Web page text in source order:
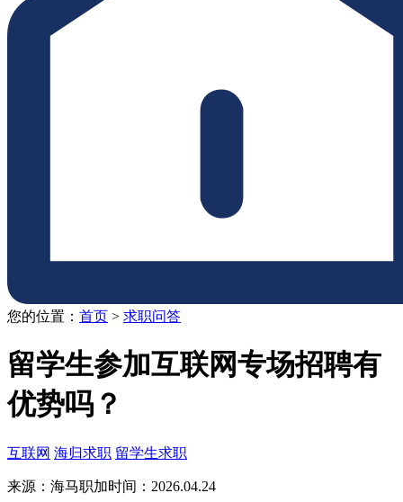
您的位置： 首页 > 求职问答
留学生参加互联网专场招聘有
优势吗？
互联网 海归求职 留学生求职
来源：海马职加时间：2026.04.24